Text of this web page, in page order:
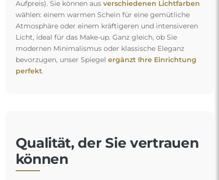
Aufpreis). Sie können aus verschiedenen Lichtfarben
wählen: einem warmen Schein für eine gemütliche
Atmosphäre oder einem kräftigeren und intensiveren
Licht, ideal für das Make-up. Ganz gleich, ob Sie
modernen Minimalismus oder klassische Eleganz
bevorzugen, unser Spiegel ergänzt Ihre Einrichtung
perfekt.
Qualität, der Sie vertrauen
können